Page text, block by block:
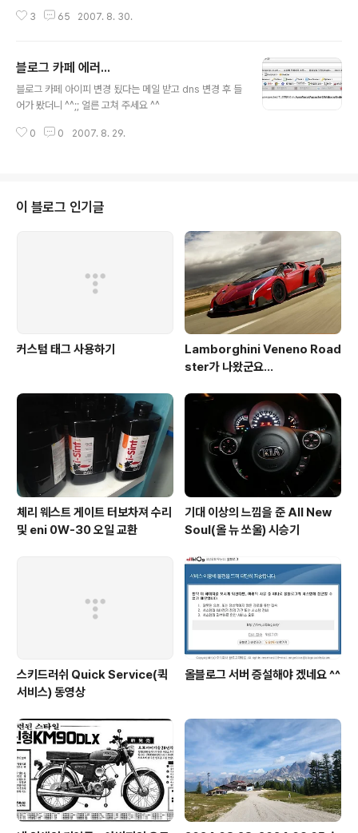
을 몇방 찍었죠. 그런데 너무 애들이라서 그런가 감흥은 뭐
덧. 아래 건 신문에 나온 기사에서 발췌한 사진... 함 비교해
서 보시면 좋을 듯 ㅎㅎ
3 65 2007. 8. 30.
블로그 카페 에러...
블로그 카페 아이피 변경 됬다는 메일 받고 dns 변경 후 들
어가 봤더니 ^^;; 얼른 고쳐 주세요 ^^
0 0 2007. 8. 29.
이 블로그 인기글
커스텀 태그 사용하기
Lamborghini Veneno Road
ster가 나왔군요...
체리 웨스트 게이트 터보차져 수리
및 eni 0W-30 오일 교환
기대 이상의 느낌을 준 All New
Soul(올 뉴 쏘울) 시승기
스키드러쉬 Quick Service(퀵
서비스) 동영상
올블로그 서버 증설해야 겠네요 ^^